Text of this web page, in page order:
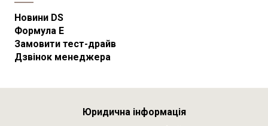
Новини DS
Формула E
Замовити тест-драйв
Дзвінок менеджера
Юридична інформація